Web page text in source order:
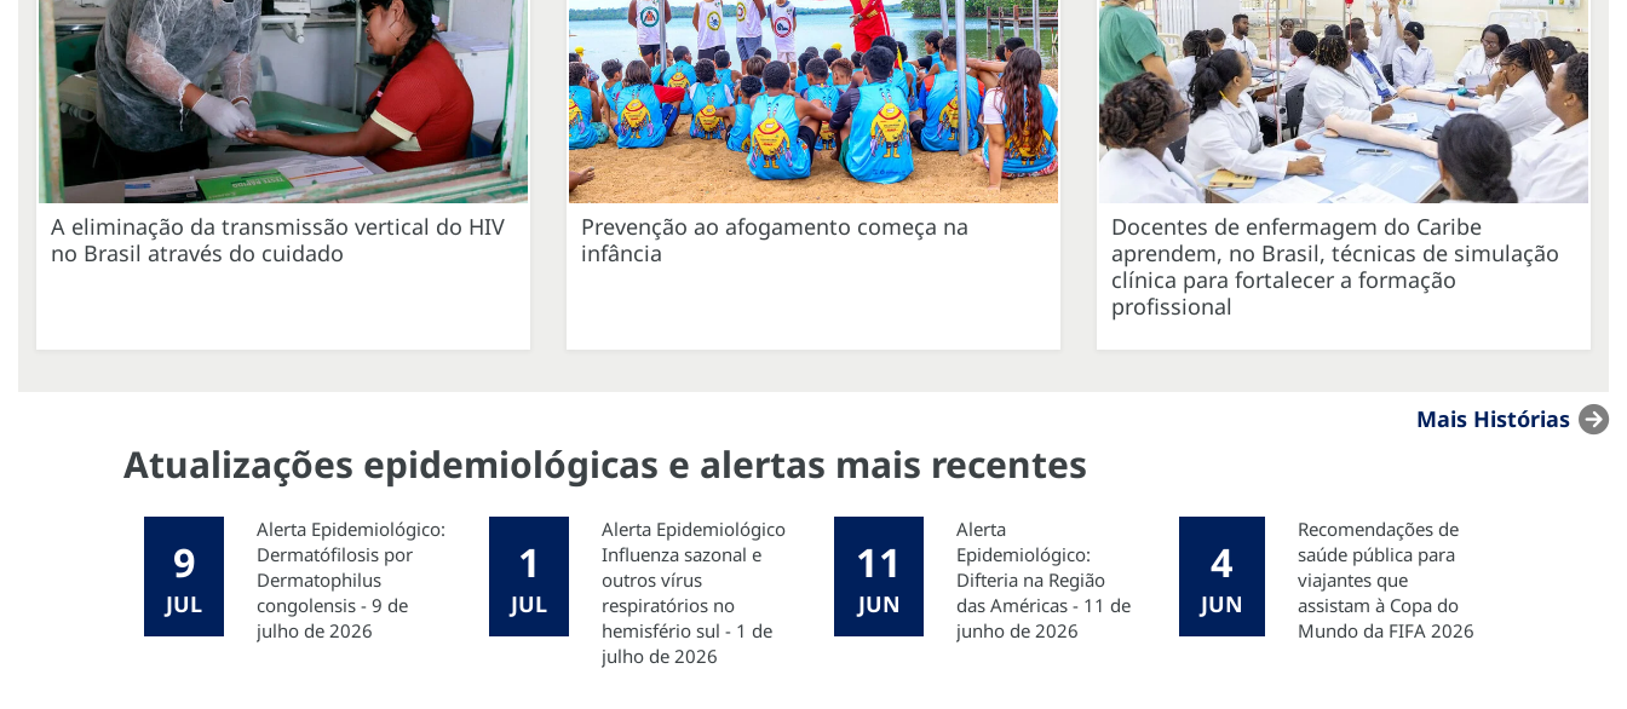
A eliminação da transmissão vertical do HIV
no Brasil através do cuidado
Prevenção ao afogamento começa na
infância
Docentes de enfermagem do Caribe
aprendem, no Brasil, técnicas de simulação
clínica para fortalecer a formação
profissional
Mais Histórias
Atualizações epidemiológicas e alertas mais recentes
9
JUL
Alerta Epidemiológico:
Dermatófilosis por
Dermatophilus
congolensis - 9 de
julho de 2026
1
JUL
Alerta Epidemiológico
Influenza sazonal e
outros vírus
respiratórios no
hemisfério sul - 1 de
julho de 2026
11
JUN
Alerta
Epidemiológico:
Difteria na Região
das Américas - 11 de
junho de 2026
4
JUN
Recomendações de
saúde pública para
viajantes que
assistam à Copa do
Mundo da FIFA 2026